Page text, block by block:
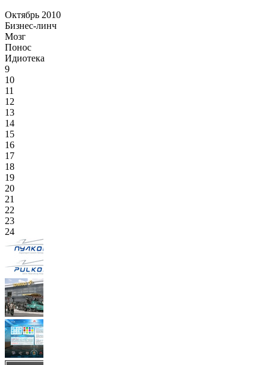
Октябрь 2010
Бизнес-линч
Мозг
Понос
Идиотека
9
10
11
12
13
14
15
16
17
18
19
20
21
22
23
24